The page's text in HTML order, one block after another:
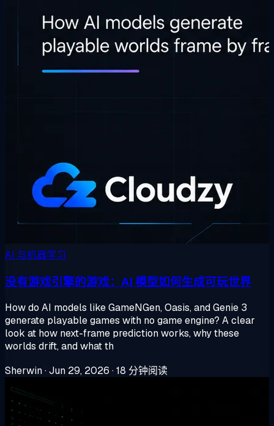
AI 与机器学习
没有游戏引擎的游戏：AI 模型如何生成可玩世界
How do AI models like GameNGen, Oasis, and Genie 3
generate playable games with no game engine? A clear
look at how next-frame prediction works, why these
worlds drift, and what th
Sherwin·Jun 29, 2026 ·18 分钟阅读